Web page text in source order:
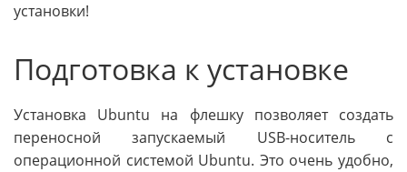
установки!
Подготовка к установке
Установка Ubuntu на флешку позволяет создать
переносной запускаемый USB-носитель с
операционной системой Ubuntu. Это очень удобно,